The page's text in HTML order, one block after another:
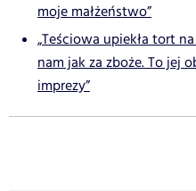
moje małżeństwo”
„Teściowa upiekła tort
nam jak za zboże. To jej
imprezy”